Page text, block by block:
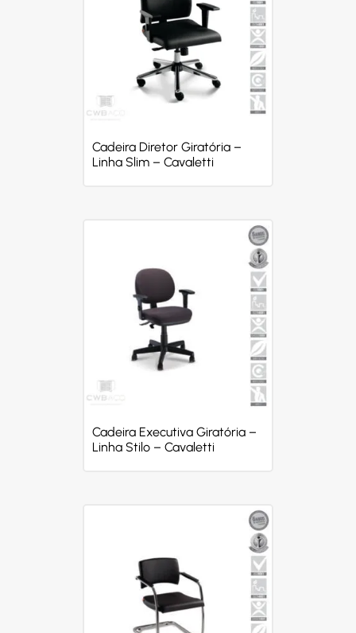
Cadeira Diretor Giratória –
Linha Slim – Cavaletti
Cadeira Executiva Giratória –
Linha Stilo – Cavaletti